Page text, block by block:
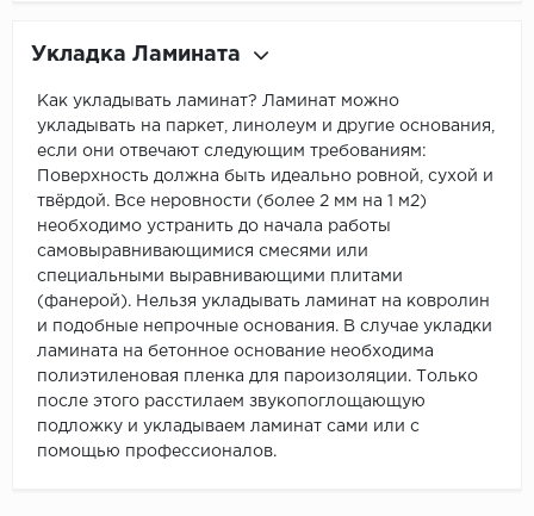
Укладка Ламината
Как укладывать ламинат? Ламинат можно
укладывать на паркет, линолеум и другие основания,
если они отвечают следующим требованиям:
Поверхность должна быть идеально ровной, сухой и
твёрдой. Все неровности (более 2 мм на 1 м2)
необходимо устранить до начала работы
самовыравнивающимися смесями или
специальными выравнивающими плитами
(фанерой). Нельзя укладывать ламинат на ковролин
и подобные непрочные основания. В случае укладки
ламината на бетонное основание необходима
полиэтиленовая пленка для пароизоляции. Только
после этого расстилаем звукопоглощающую
подложку и укладываем ламинат сами или с
помощью профессионалов.